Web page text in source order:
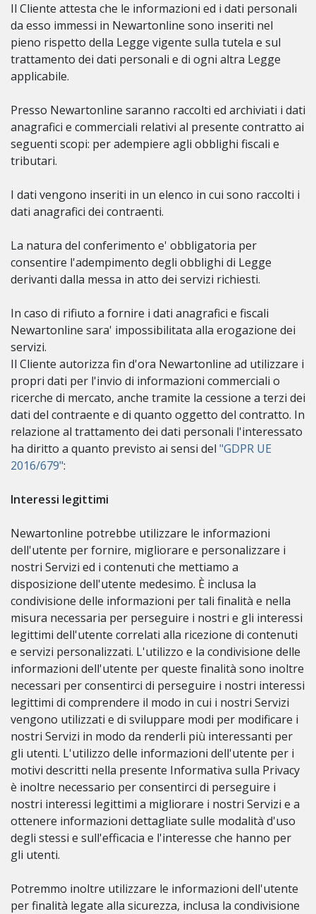
Il Cliente attesta che le informazioni ed i dati personali
da esso immessi in Newartonline sono inseriti nel
pieno rispetto della Legge vigente sulla tutela e sul
trattamento dei dati personali e di ogni altra Legge
applicabile.
Presso Newartonline saranno raccolti ed archiviati i dati
anagrafici e commerciali relativi al presente contratto ai
seguenti scopi: per adempiere agli obblighi fiscali e
tributari.
I dati vengono inseriti in un elenco in cui sono raccolti i
dati anagrafici dei contraenti.
La natura del conferimento e' obbligatoria per
consentire l'adempimento degli obblighi di Legge
derivanti dalla messa in atto dei servizi richiesti.
In caso di rifiuto a fornire i dati anagrafici e fiscali
Newartonline sara' impossibilitata alla erogazione dei
servizi.
Il Cliente autorizza fin d'ora Newartonline ad utilizzare i
propri dati per l'invio di informazioni commerciali o
ricerche di mercato, anche tramite la cessione a terzi dei
dati del contraente e di quanto oggetto del contratto. In
relazione al trattamento dei dati personali l'interessato
ha diritto a quanto previsto ai sensi del "GDPR UE
2016/679":
Interessi legittimi
Newartonline potrebbe utilizzare le informazioni
dell'utente per fornire, migliorare e personalizzare i
nostri Servizi ed i contenuti che mettiamo a
disposizione dell'utente medesimo. È inclusa la
condivisione delle informazioni per tali finalità e nella
misura necessaria per perseguire i nostri e gli interessi
legittimi dell'utente correlati alla ricezione di contenuti
e servizi personalizzati. L'utilizzo e la condivisione delle
informazioni dell'utente per queste finalità sono inoltre
necessari per consentirci di perseguire i nostri interessi
legittimi di comprendere il modo in cui i nostri Servizi
vengono utilizzati e di sviluppare modi per modificare i
nostri Servizi in modo da renderli più interessanti per
gli utenti. L'utilizzo delle informazioni dell'utente per i
motivi descritti nella presente Informativa sulla Privacy
è inoltre necessario per consentirci di perseguire i
nostri interessi legittimi a migliorare i nostri Servizi e a
ottenere informazioni dettagliate sulle modalità d'uso
degli stessi e sull'efficacia e l'interesse che hanno per
gli utenti.
Potremmo inoltre utilizzare le informazioni dell'utente
per finalità legate alla sicurezza, inclusa la condivisione